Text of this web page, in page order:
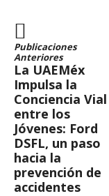
Publicaciones
Anteriores
La UAEMéx
Impulsa la
Conciencia Vial
entre los
Jóvenes: Ford
DSFL, un paso
hacia la
prevención de
accidentes